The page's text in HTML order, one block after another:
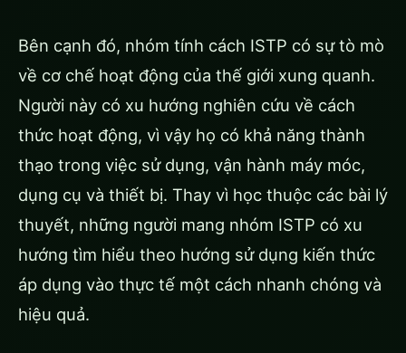
Bên cạnh đó, nhóm tính cách ISTP có sự tò mò
về cơ chế hoạt động của thế giới xung quanh.
Người này có xu hướng nghiên cứu về cách
thức hoạt động, vì vậy họ có khả năng thành
thạo trong việc sử dụng, vận hành máy móc,
dụng cụ và thiết bị. Thay vì học thuộc các bài lý
thuyết, những người mang nhóm ISTP có xu
hướng tìm hiểu theo hướng sử dụng kiến ​​thức
áp dụng vào thực tế một cách nhanh chóng và
hiệu quả.